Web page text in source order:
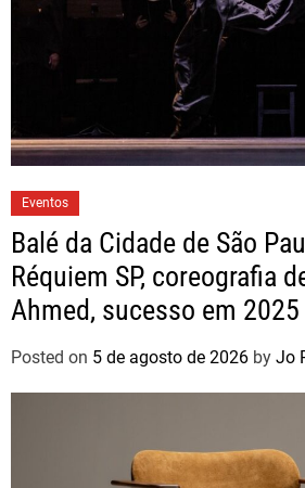
Eventos
Balé da Cidade de São
Réquiem SP, coreografia
Ahmed, sucesso em 2025
Posted on 5 de agosto de 2026 by Jo